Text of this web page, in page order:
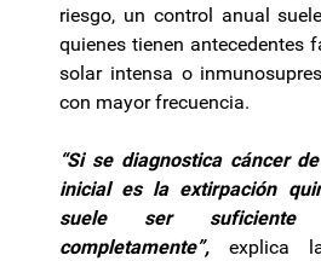
riesgo, un control anual
quienes tienen antecedentes
solar intensa o
con mayor frecuencia.
“Si se diagnostica cáncer
inicial es la extirpación
suele ser suficiente
completamente”, explica